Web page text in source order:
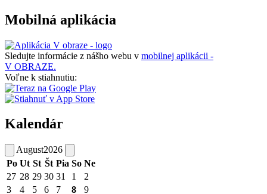
Mobilná aplikácia
Sledujte informácie z nášho webu v mobilnej aplikácii -
V OBRAZE.
Voľne k stiahnutiu:
Kalendár
August2026
Po Ut St Št Pia So Ne
27 28 29 30 31 1
2
3
4 5 6 7 8 9